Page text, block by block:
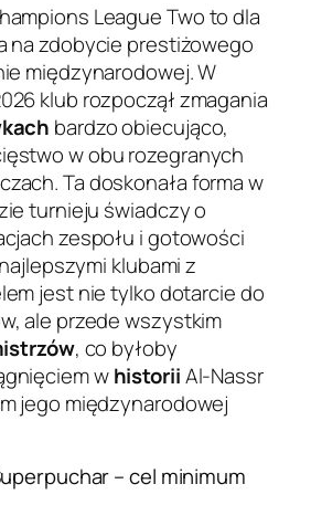
League Two to dla
na zdobycie prestiżowego
międzynarodowej. W
klub rozpoczął zmagania
bardzo obiecująco,
w obu rozegranych
Ta doskonała forma w
turnieju świadczy o
zespołu i gotowości
klubami z
jest nie tylko dotarcie do
ale przede wszystkim
, co byłoby
whistoriiAl-Nassr
jego międzynarodowej
– cel minimum